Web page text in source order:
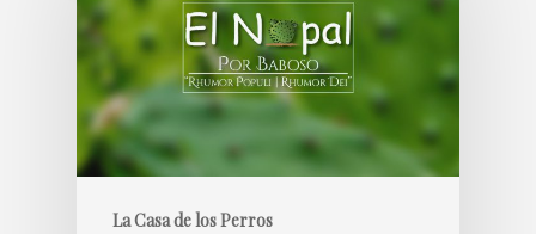
La Casa de los Perros